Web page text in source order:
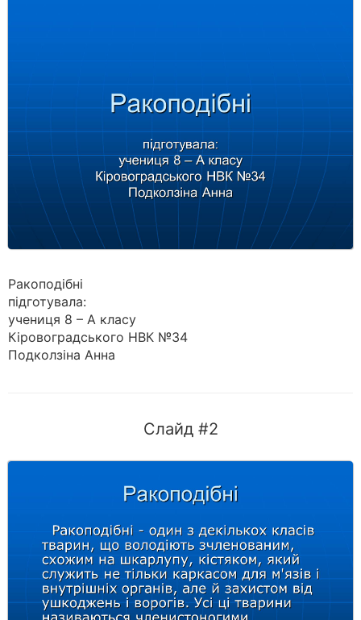
Ракоподібні
підготувала:
учениця 8 – А класу
Кіровоградського НВК №34
Подколзіна Анна
Слайд #2